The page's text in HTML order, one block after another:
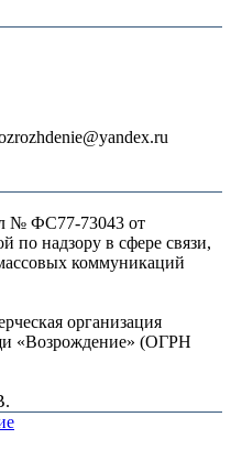
№ ФС77-73043 от
по надзору в сфере связи,
коммуникаций
организация
«Возрождение» (ОГРН